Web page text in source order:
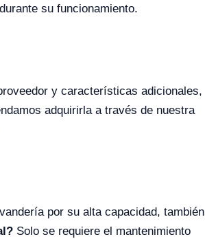
su funcionamiento.
y características adicionales,
adquirirla a través de nuestra
por su alta capacidad, también
Solo se requiere el mantenimiento